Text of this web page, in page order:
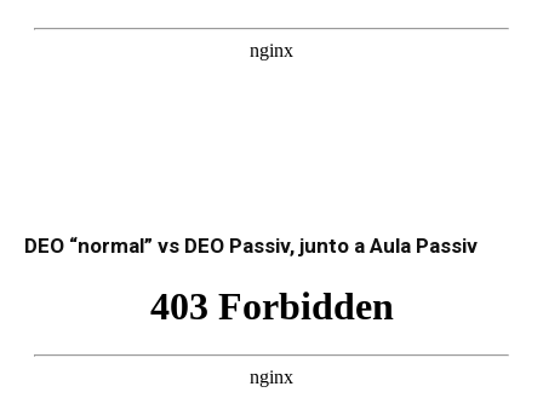
DEO “normal” vs DEO Passiv, junto a Aula Passiv